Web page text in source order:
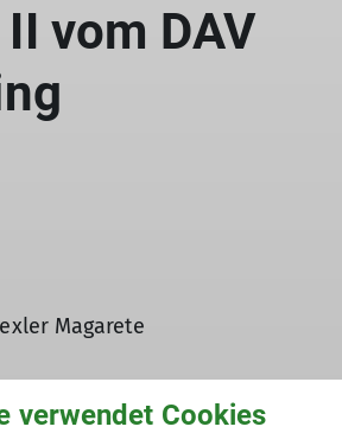
vom DAV
Magarete
verwendet Cookies